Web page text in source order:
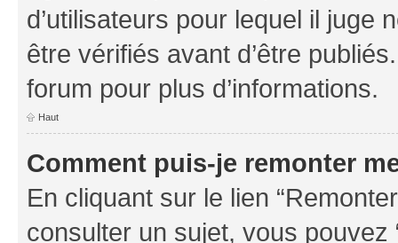
d’utilisateurs pour lequel il juge
être vérifiés avant d’être
forum pour plus d’informations.
Haut
Comment puis-je remonter
En cliquant sur le lien
consulter un sujet, vous pouvez